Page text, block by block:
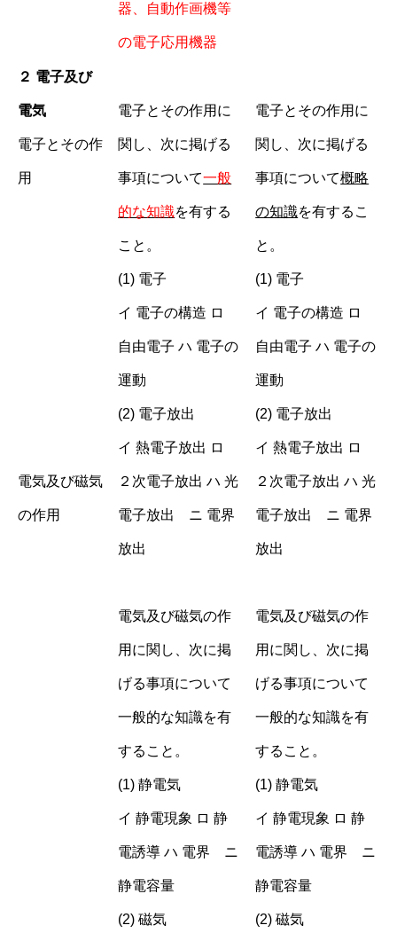
器、自動作画機等
の電子応用機器
２ 電子及び
電気
電子とその作
用
電気及び磁気
の作用
電子とその作用に
関し、次に掲げる
事項について一般
的な知識を有する
こと。
(1) 電子
イ 電子の構造 ロ
自由電子 ハ 電子の
運動
(2) 電子放出
イ 熱電子放出 ロ
２次電子放出 ハ 光
電子放出 ニ 電界
放出
電気及び磁気の作
用に関し、次に掲
げる事項について
一般的な知識を有
すること。
(1) 静電気
イ 静電現象 ロ 静
電誘導 ハ 電界 ニ
静電容量
(2) 磁気
電子とその作用に
関し、次に掲げる
事項について概略
の知識を有するこ
と。
(1) 電子
イ 電子の構造 ロ
自由電子 ハ 電子の
運動
(2) 電子放出
イ 熱電子放出 ロ
２次電子放出 ハ 光
電子放出 ニ 電界
放出
電気及び磁気の作
用に関し、次に掲
げる事項について
一般的な知識を有
すること。
(1) 静電気
イ 静電現象 ロ 静
電誘導 ハ 電界 ニ
静電容量
(2) 磁気